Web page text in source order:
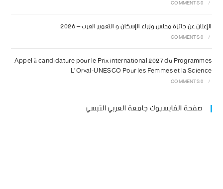
/
0 COMMENTS
الإعلان عن جائزة مجلس وزراء الإسكان و التعمير العرب – 2026
/
0 COMMENTS
Appel à candidature pour le Prix international 2027 du Programmes
L’Oréal-UNESCO Pour les Femmes et la Science
/
0 COMMENTS
صفحة الفايسبوك جامعة العربي التبسي